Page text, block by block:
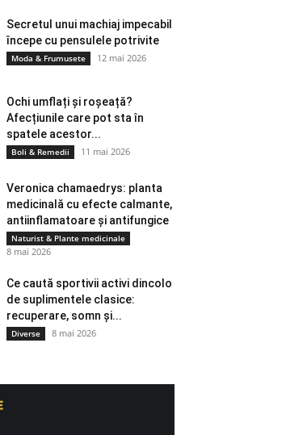
Secretul unui machiaj impecabil
începe cu pensulele potrivite
Moda & Frumusete 12 mai 2026
Ochi umflați și roșeață?
Afecțiunile care pot sta în
spatele acestor...
Boli & Remedii 11 mai 2026
Veronica chamaedrys: planta
medicinală cu efecte calmante,
antiinflamatoare și antifungice
Naturist & Plante medicinale
8 mai 2026
Ce caută sportivii activi dincolo
de suplimentele clasice:
recuperare, somn și...
Diverse 8 mai 2026